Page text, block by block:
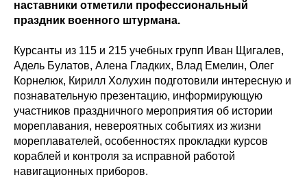
наставники отметили профессиональный
праздник военного штурмана.
Курсанты из 115 и 215 учебных групп Иван Щигалев,
Адель Булатов, Алена Гладких, Влад Емелин, Олег
Корнелюк, Кирилл Холухин подготовили интересную и
познавательную презентацию, информирующую
участников праздничного мероприятия об истории
мореплавания, невероятных событиях из жизни
мореплавателей, особенностях прокладки курсов
кораблей и контроля за исправной работой
навигационных приборов.